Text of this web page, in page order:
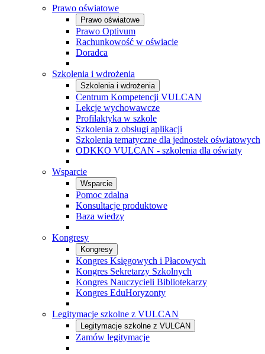
Prawo oświatowe
Prawo oświatowe
Prawo Optivum
Rachunkowość w oświacie
Doradca
Szkolenia i wdrożenia
Szkolenia i wdrożenia
Centrum Kompetencji VULCAN
Lekcje wychowawcze
Profilaktyka w szkole
Szkolenia z obsługi aplikacji
Szkolenia tematyczne dla jednostek oświatowych
ODKKO VULCAN - szkolenia dla oświaty
Wsparcie
Wsparcie
Pomoc zdalna
Konsultacje produktowe
Baza wiedzy
Kongresy
Kongresy
Kongres Księgowych i Płacowych
Kongres Sekretarzy Szkolnych
Kongres Nauczycieli Bibliotekarzy
Kongres EduHoryzonty
Legitymacje szkolne z VULCAN
Legitymacje szkolne z VULCAN
Zamów legitymacje